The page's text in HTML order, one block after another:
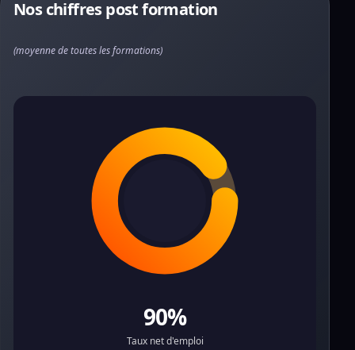
Nos chiffres post formation
(moyenne de toutes les formations)
90%
Taux net d'emploi